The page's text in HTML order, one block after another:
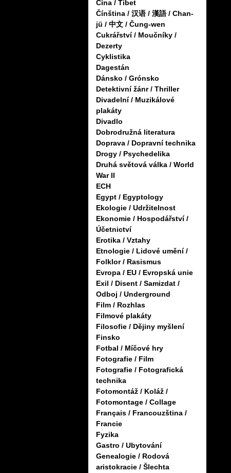
Čína / Tibet
Čínština / 汉语 / 漢語 / Chan-
jü / 中文 / Čung-wen
Cukrářství / Moučníky /
Dezerty
Cyklistika
Dagestán
Dánsko / Grónsko
Detektivní žánr / Thriller
Divadelní / Muzikálové
plakáty
Divadlo
Dobrodružná literatura
Doprava / Dopravní technika
Drogy / Psychedelika
Druhá světová válka / World
War II
ECH
Egypt / Egyptology
Ekologie / Udržitelnost
Ekonomie / Hospodářství /
Účetnictví
Erotika / Vztahy
Etnologie / Lidové umění /
Folklor / Rasismus
Evropa / EU / Evropská unie
Exil / Disent / Samizdat /
Odboj / Underground
Film / Rozhlas
Filmové plakáty
Filosofie / Dějiny myšlení
Finsko
Fotbal / Míčové hry
Fotografie / Film
Fotografie / Fotografická
technika
Fotomontáž / Koláž /
Fotomontage / Collage
Français / Francouzština /
Francie
Fyzika
Gastro / Ubytování
Genealogie / Rodová
aristokracie / Šlechta